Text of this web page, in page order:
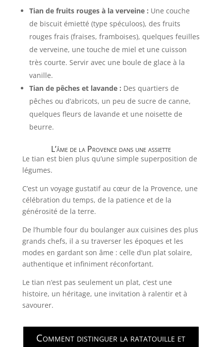
Tian de fruits rouges à la verveine : Une couche
de biscuit émietté (type spéculoos), des fruits
rouges frais (fraises, framboises), quelques feuilles
de verveine, une touche de miel et une cuisson
très courte. Servir avec une boule de glace à la
vanille.
Tian de pêches et lavande : Des quartiers de
pêches ou d’abricots, un peu de sucre de canne,
quelques fleurs de lavande et une noisette de
beurre.
L’âme de la Provence dans une assiette
Le tian est bien plus qu’une simple superposition de
légumes.
C’est un voyage gustatif au cœur de la Provence, une
célébration du temps, de la patience et de la
générosité de la terre.
De l’humble four du boulanger aux cuisines des plus
grands chefs, il a su traverser les époques et les
modes en gardant son âme : celle d’un plat solaire,
authentique et infiniment réconfortant.
Le tian n’est pas seulement un plat, c’est une
histoire, un héritage, une invitation à ralentir et à
savourer.
Comment distinguer la ratatouille et